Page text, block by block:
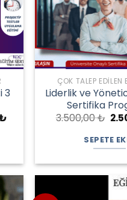
3
Şu
ÇOK TALEP EDILEN
Liderlik ve
Sertifika
3.500,00₺
SEPETE